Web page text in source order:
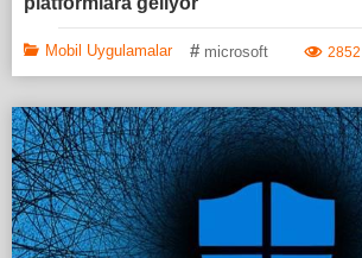
Mobil Uygulamalar # microsoft 2852